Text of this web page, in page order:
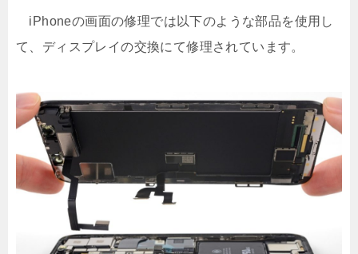
iPhoneの画面の修理では以下のような部品を使用し
て、ディスプレイの交換にて修理されています。